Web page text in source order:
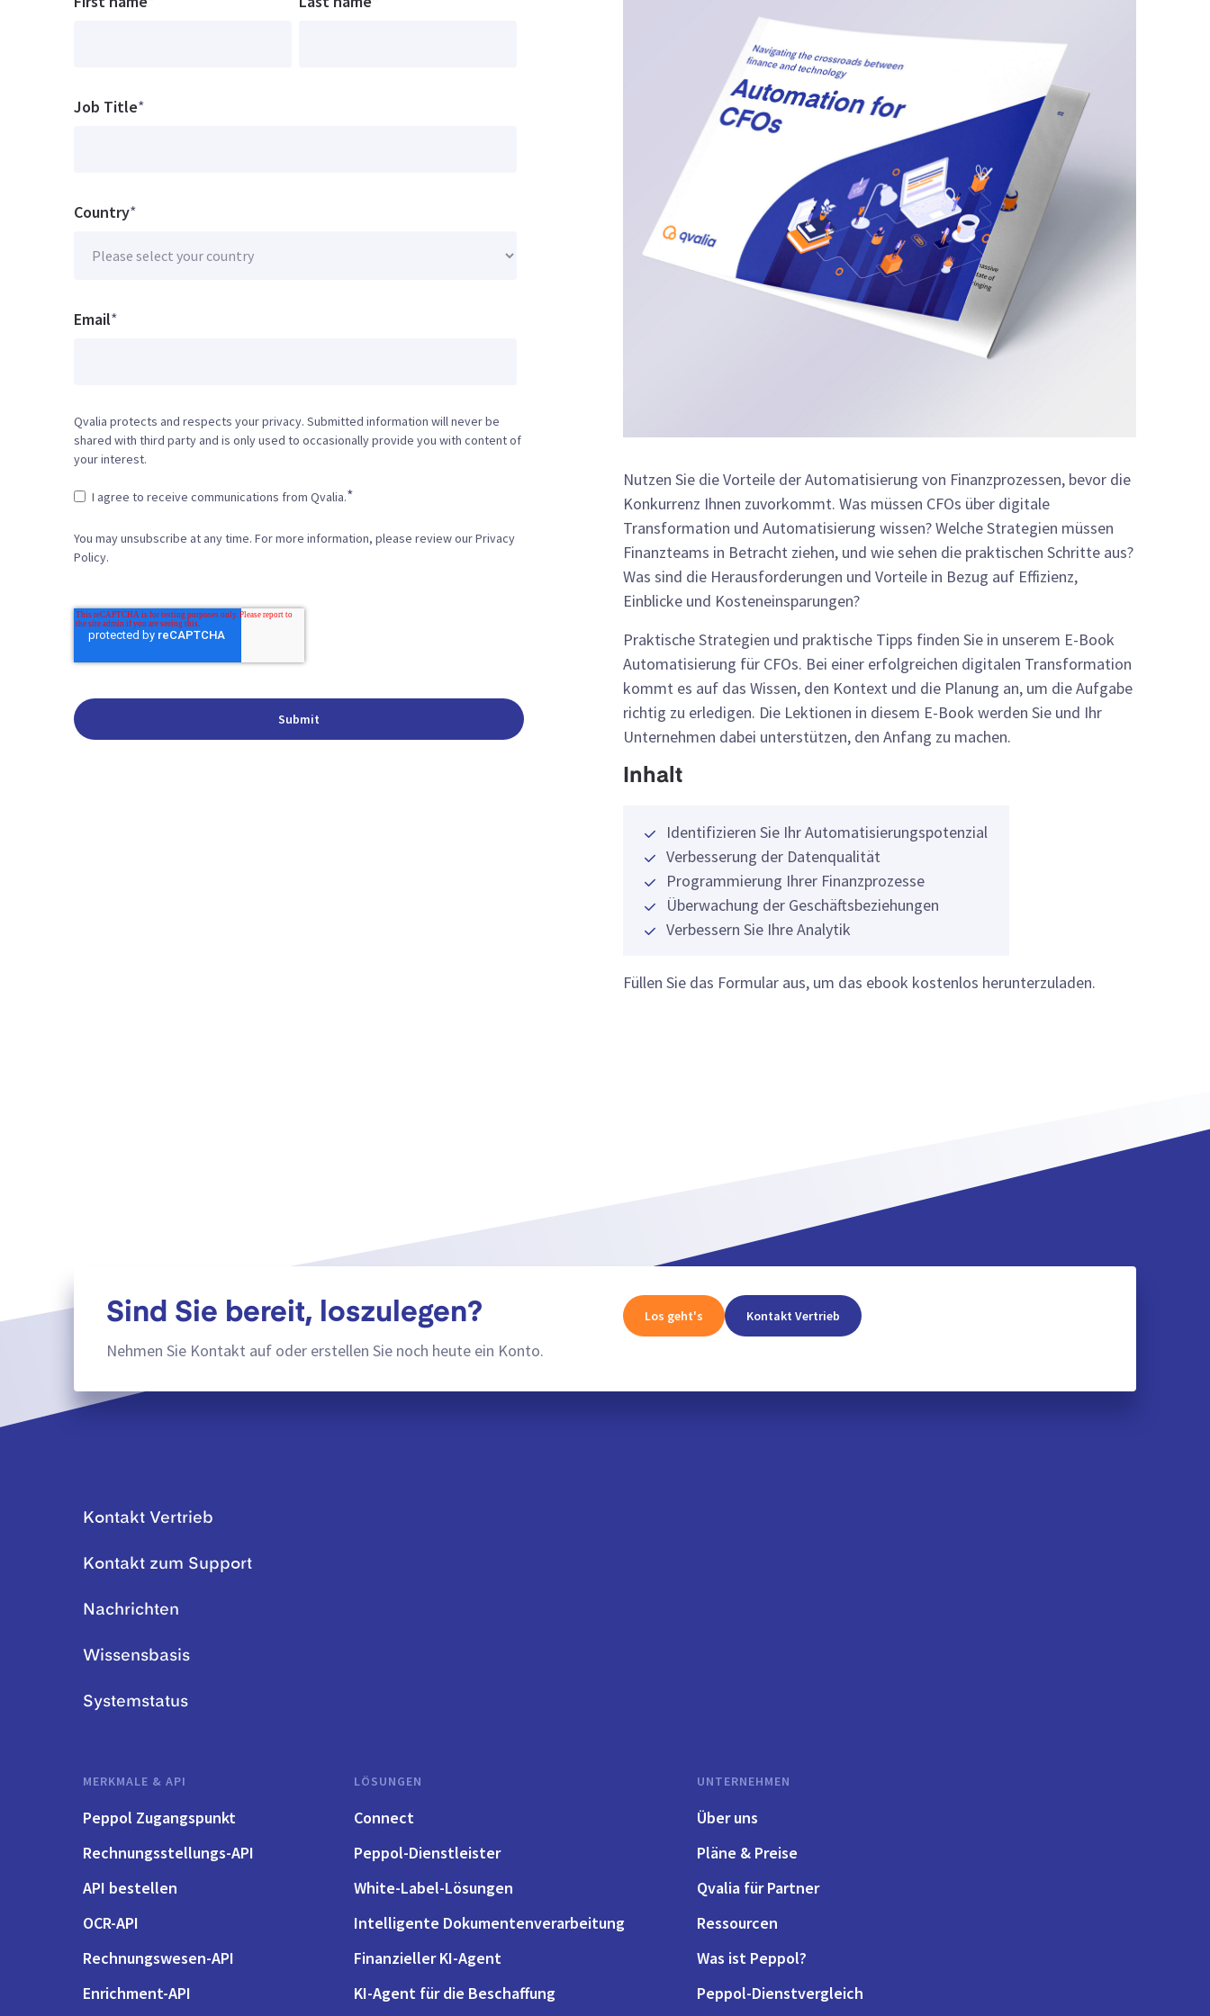
Job Title*
Country*
Email*
Qvalia protects and respects your privacy. Submitted information will never be
shared with third party and is only used to occasionally provide you with content of
your interest.
I agree to receive communications from Qvalia.*
You may unsubscribe at any time. For more information, please review our Privacy
Policy.
Nutzen Sie die Vorteile der Automatisierung von Finanzprozessen, bevor die
Konkurrenz Ihnen zuvorkommt. Was müssen CFOs über digitale
Transformation und Automatisierung wissen? Welche Strategien müssen
Finanzteams in Betracht ziehen, und wie sehen die praktischen Schritte aus?
Was sind die Herausforderungen und Vorteile in Bezug auf Effizienz,
Einblicke und Kosteneinsparungen?
Praktische Strategien und praktische Tipps finden Sie in unserem E-Book
Automatisierung für CFOs. Bei einer erfolgreichen digitalen Transformation
kommt es auf das Wissen, den Kontext und die Planung an, um die Aufgabe
richtig zu erledigen. Die Lektionen in diesem E-Book werden Sie und Ihr
Unternehmen dabei unterstützen, den Anfang zu machen.
Inhalt
Identifizieren Sie Ihr Automatisierungspotenzial
Verbesserung der Datenqualität
Programmierung Ihrer Finanzprozesse
Überwachung der Geschäftsbeziehungen
Verbessern Sie Ihre Analytik
Füllen Sie das Formular aus, um das ebook kostenlos herunterzuladen.
Sind Sie bereit, loszulegen?
Nehmen Sie Kontakt auf oder erstellen Sie noch heute ein Konto.
Los geht's Kontakt Vertrieb
Kontakt Vertrieb
Kontakt zum Support
Nachrichten
Wissensbasis
Systemstatus
MERKMALE & API
Peppol Zugangspunkt
Rechnungsstellungs-API
API bestellen
OCR-API
Rechnungswesen-API
Enrichment-API
LÖSUNGEN
Connect
Peppol-Dienstleister
White-Label-Lösungen
Intelligente Dokumentenverarbeitung
Finanzieller KI-Agent
KI-Agent für die Beschaffung
UNTERNEHMEN
Über uns
Pläne & Preise
Qvalia für Partner
Ressourcen
Was ist Peppol?
Peppol-Dienstvergleich